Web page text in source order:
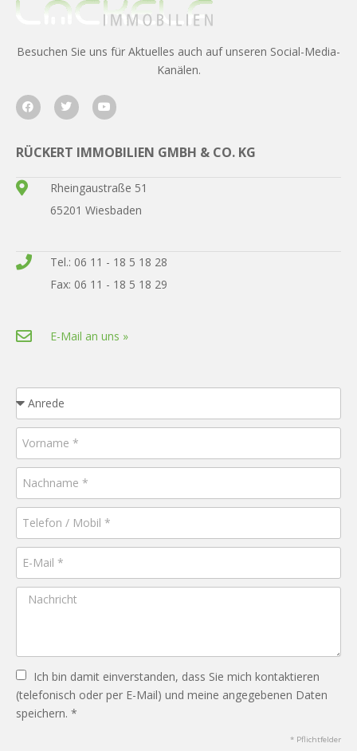
Besuchen Sie uns für Aktuelles auch auf unseren Social-Media-
Kanälen.
RÜCKERT IMMOBILIEN GMBH & CO. KG
Rheingaustraße 51
65201 Wiesbaden
Tel.: 06 11 - 18 5 18 28
Fax: 06 11 - 18 5 18 29
E-Mail an uns »
Ich bin damit einverstanden, dass Sie mich kontaktieren
(telefonisch oder per E-Mail) und meine angegebenen Daten
speichern. *
* Pflichtfelder